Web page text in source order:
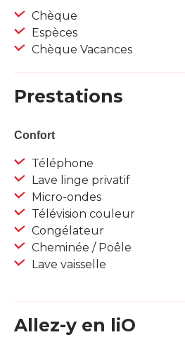
Chèque
Espèces
Chèque Vacances
Prestations
Confort
Téléphone
Lave linge privatif
Micro-ondes
Télévision couleur
Congélateur
Cheminée / Poêle
Lave vaisselle
Allez-y en liO